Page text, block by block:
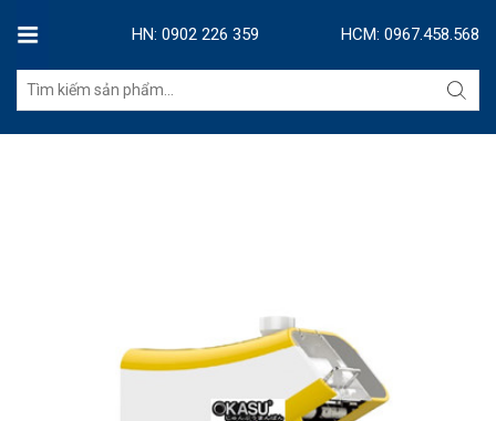
HN: 0902 226 359 HCM: 0967.458.568